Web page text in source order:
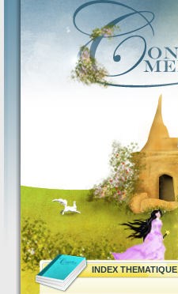
INDEX THEMATIQUE